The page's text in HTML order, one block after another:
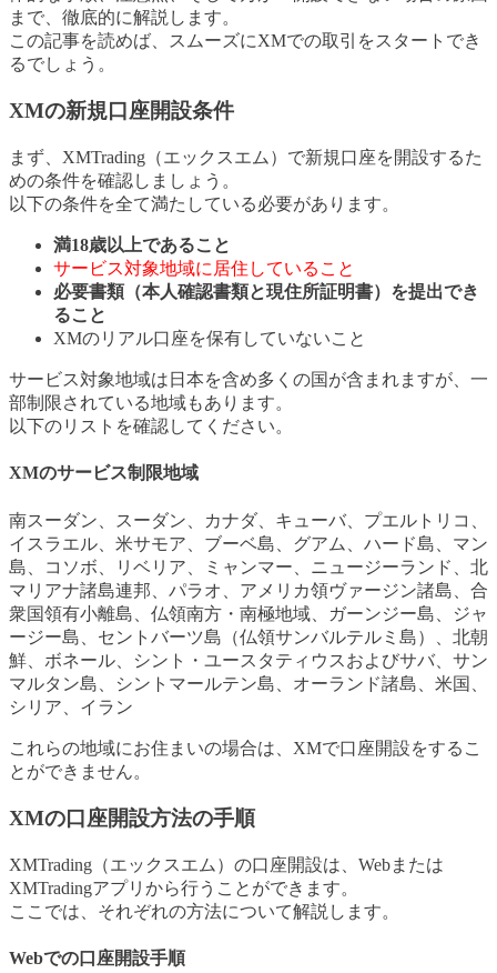
まで、徹底的に解説します。
この記事を読めば、スムーズにXMでの取引をスタートでき
るでしょう。
XMの新規口座開設条件
まず、XMTrading（エックスエム）で新規口座を開設するた
めの条件を確認しましょう。
以下の条件を全て満たしている必要があります。
満18歳以上であること
サービス対象地域に居住していること
必要書類（本人確認書類と現住所証明書）を提出でき
ること
XMのリアル口座を保有していないこと
サービス対象地域は日本を含め多くの国が含まれますが、一
部制限されている地域もあります。
以下のリストを確認してください。
XMのサービス制限地域
南スーダン、スーダン、カナダ、キューバ、プエルトリコ、
イスラエル、米サモア、ブーベ島、グアム、ハード島、マン
島、コソボ、リベリア、ミャンマー、ニュージーランド、北
マリアナ諸島連邦、パラオ、アメリカ領ヴァージン諸島、合
衆国領有小離島、仏領南方・南極地域、ガーンジー島、ジャ
ージー島、セントバーツ島（仏領サンバルテルミ島）、北朝
鮮、ボネール、シント・ユースタティウスおよびサバ、サン
マルタン島、シントマールテン島、オーランド諸島、米国、
シリア、イラン
これらの地域にお住まいの場合は、XMで口座開設をするこ
とができません。
XMの口座開設方法の手順
XMTrading（エックスエム）の口座開設は、Webまたは
XMTradingアプリから行うことができます。
ここでは、それぞれの方法について解説します。
Webでの口座開設手順